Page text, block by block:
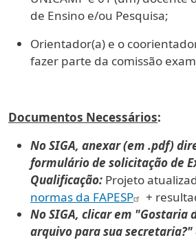
de Ensino e/ou Pesquisa;
Orientador(a) e o
fazer parte da comissão
Documentos Necessários:
No SIGA, anexar (em .pdf)
formulário de solicitação de
Qualificação: Projeto
normas da FAPESP
+
No SIGA, clicar em "Gostaria
arquivo para sua secretaria?"